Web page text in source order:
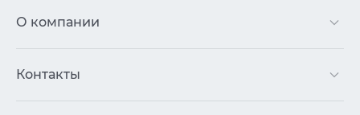
О компании
Контакты